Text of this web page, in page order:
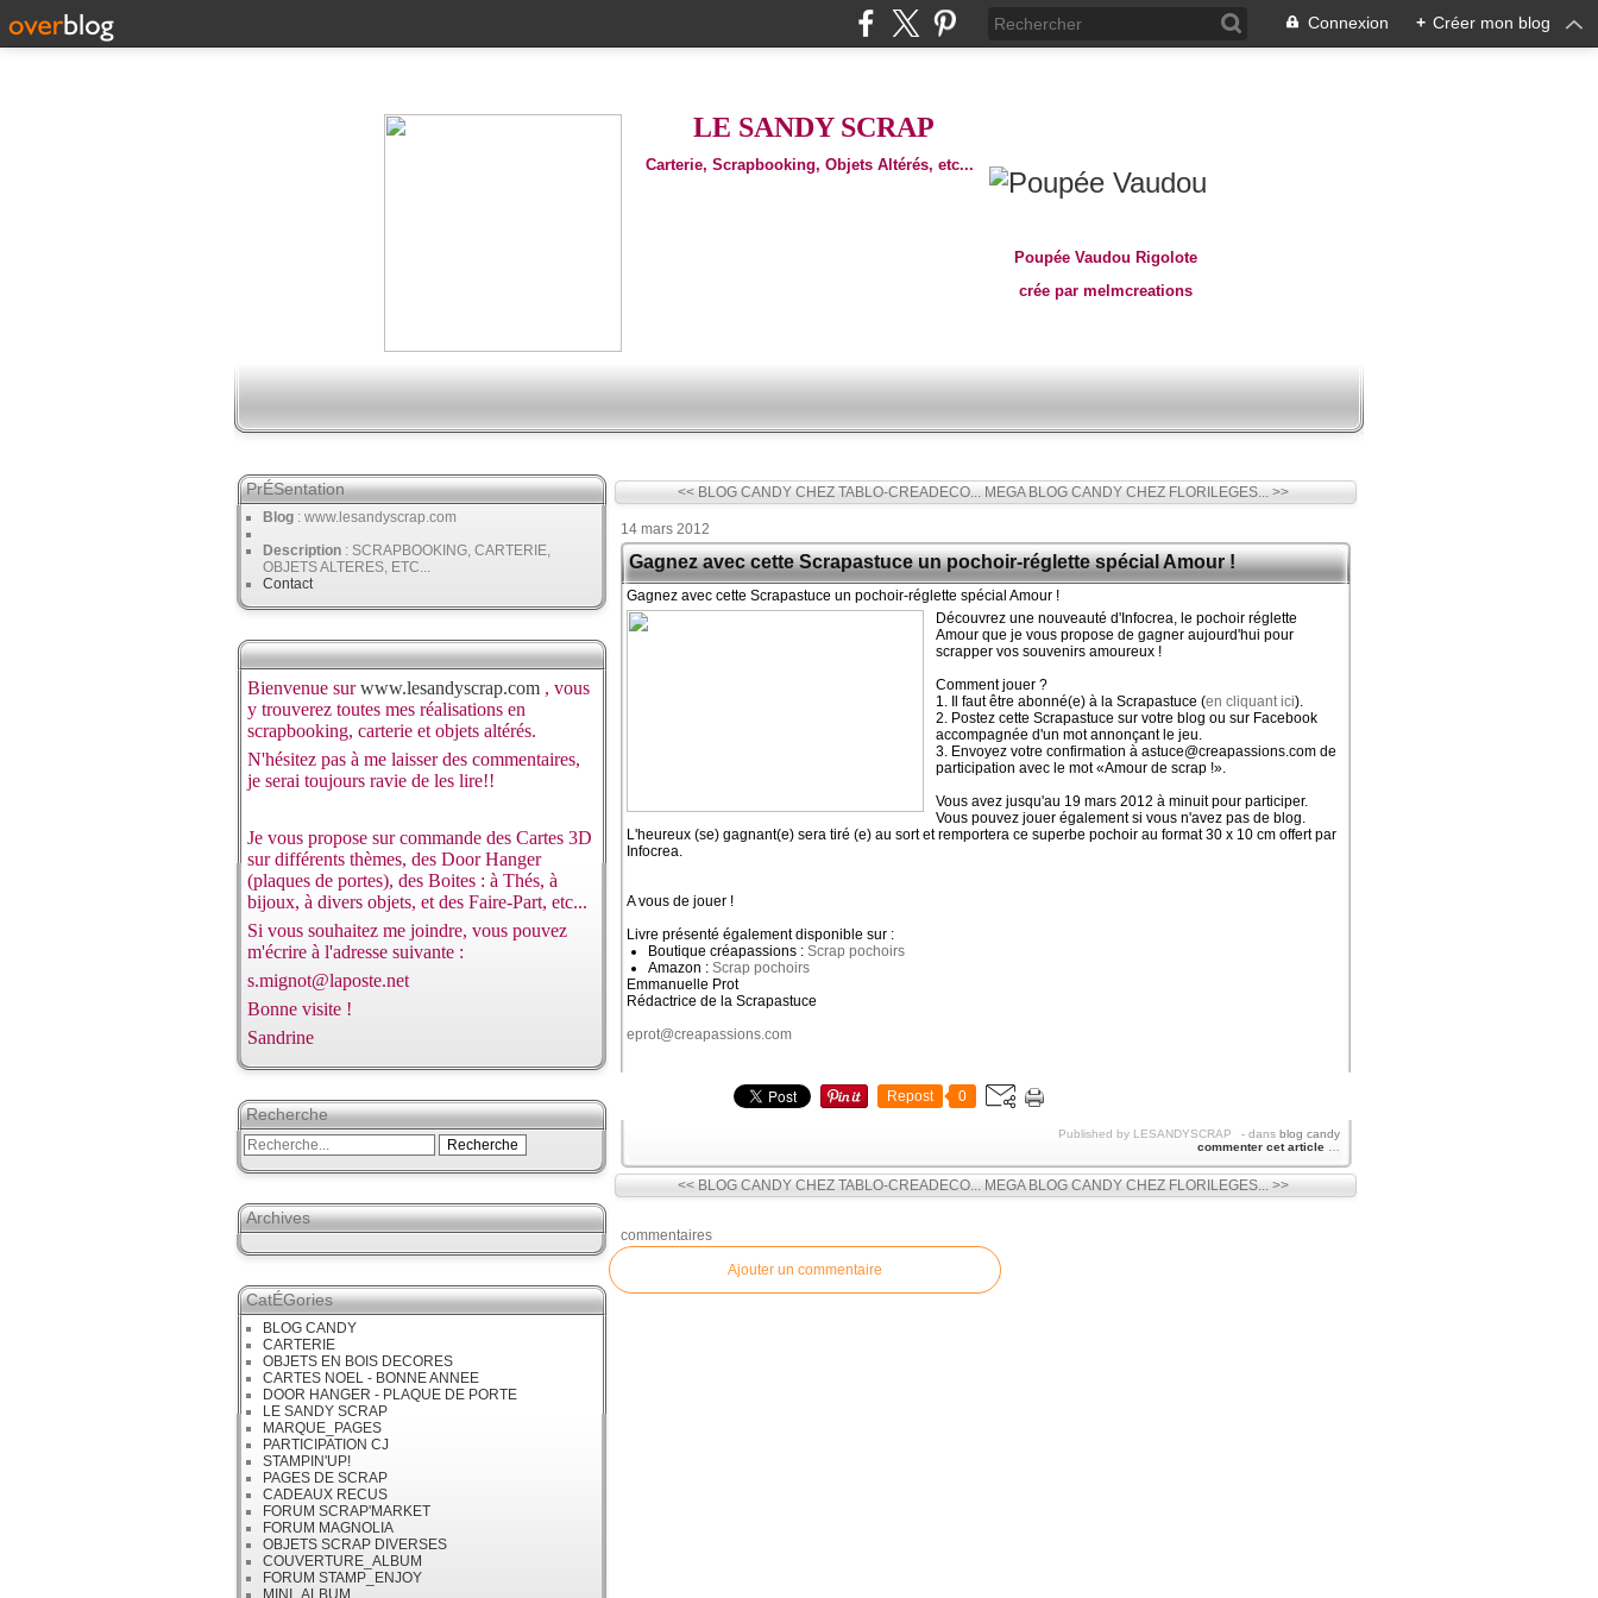
Connexion + Créer mon blog
LE SANDY SCRAP
Carterie, Scrapbooking, Objets Altérés, etc...
Poupée Vaudou Rigolote
crée par melmcreations
PrÉSentation
Blog : www.lesandyscrap.com
Description : SCRAPBOOKING, CARTERIE,
OBJETS ALTERES, ETC...
Contact
Bienvenue surwww.lesandyscrap.com , vous
y trouverez toutes mes réalisations en
scrapbooking, carterie et objets altérés.
N'hésitez pas à me laisser des commentaires,
je serai toujours ravie de les lire!!
Je vous propose sur commande des Cartes 3D
sur différents thèmes, des Door Hanger
(plaques de portes), des Boites : à Thés, à
bijoux, à divers objets, et des Faire-Part, etc...
Si vous souhaitez me joindre, vous pouvez
m'écrire à l'adresse suivante :
s.mignot@laposte.net
Bonne visite !
Sandrine
Recherche
Archives
CatÉGories
BLOG CANDY
CARTERIE
OBJETS EN BOIS DECORES
CARTES NOEL - BONNE ANNEE
DOOR HANGER - PLAQUE DE PORTE
LE SANDY SCRAP
MARQUE_PAGES
PARTICIPATION CJ
STAMPIN'UP!
PAGES DE SCRAP
CADEAUX RECUS
FORUM SCRAP'MARKET
FORUM MAGNOLIA
OBJETS SCRAP DIVERSES
COUVERTURE_ALBUM
FORUM STAMP_ENJOY
MINI_ALBUM
<< BLOG CANDY CHEZ TABLO-CREADECO... MEGA BLOG CANDY CHEZ FLORILEGES... >>
14 mars 2012
Gagnez avec cette Scrapastuce un pochoir-réglette spécial Amour !
Gagnez avec cette Scrapastuce un pochoir-réglette spécial Amour !
Découvrez une nouveauté d'Infocrea, le pochoir réglette
Amour que je vous propose de gagner aujourd'hui pour
scrapper vos souvenirs amoureux !
Comment jouer ?
1. Il faut être abonné(e) à la Scrapastuce (en cliquant ici).
2. Postez cette Scrapastuce sur votre blog ou sur Facebook
accompagnée d'un mot annonçant le jeu.
3. Envoyez votre confirmation à astuce@creapassions.com de
participation avec le mot «Amour de scrap !».
Vous avez jusqu'au 19 mars 2012 à minuit pour participer.
Vous pouvez jouer également si vous n'avez pas de blog.
L'heureux (se) gagnant(e) sera tiré (e) au sort et remportera ce superbe pochoir au format 30 x 10 cm offert par
Infocrea.
A vous de jouer !
Livre présenté également disponible sur :
Boutique créapassions : Scrap pochoirs
Amazon : Scrap pochoirs
Emmanuelle Prot
Rédactrice de la Scrapastuce
eprot@creapassions.com
Repost 0
Published by LESANDYSCRAP - dans blog candy
commenter cet article
<< BLOG CANDY CHEZ TABLO-CREADECO... MEGA BLOG CANDY CHEZ FLORILEGES... >>
commentaires
Ajouter un commentaire